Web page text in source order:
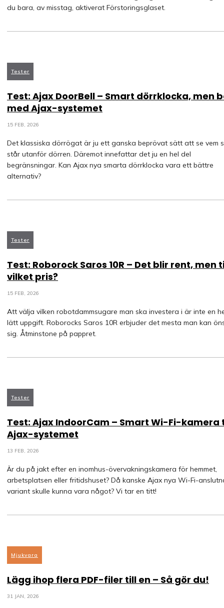
du bara, av misstag, aktiverat Förstoringsglaset.
Tester
Test: Ajax DoorBell – Smart dörrklocka, men
med Ajax-systemet
15 FEB, 2026
Det klassiska dörrögat är ju ett ganska beprövat sätt att se vem
står utanför dörren. Däremot innefattar det ju en hel del
begränsningar. Kan Ajax nya smarta dörrklocka vara ett bättre
alternativ?
Tester
Test: Roborock Saros 10R – Det blir rent, men
vilket pris?
15 FEB, 2026
Att välja vilken robotdammsugare man ska investera i är inte en
lätt uppgift. Roborocks Saros 10R erbjuder det mesta man kan
sig. Åtminstone på pappret.
Tester
Test: Ajax IndoorCam – Smart Wi-Fi-kamera
Ajax-systemet
13 FEB, 2026
Är du på jakt efter en inomhus-övervakningskamera för hemmet,
arbetsplatsen eller fritidshuset? Då kanske Ajax nya Wi-Fi-
variant skulle kunna vara något? Vi tar en titt!
Mjukvara
Lägg ihop flera PDF-filer till en – Så gör du!
31 JAN, 2026